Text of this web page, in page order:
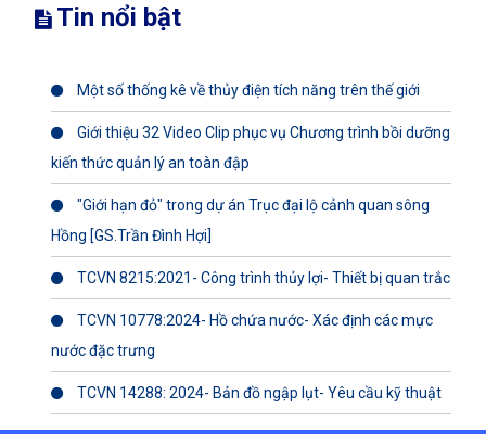
Tin nổi bật
Một số thống kê về thủy điện tích năng trên thế giới
Giới thiệu 32 Video Clip phục vụ Chương trình bồi dưỡng
kiến thức quản lý an toàn đập
"Giới hạn đỏ" trong dự án Trục đại lộ cảnh quan sông
Hồng [GS.Trần Đình Hợi]
TCVN 8215:2021- Công trình thủy lợi- Thiết bị quan trắc
TCVN 10778:2024- Hồ chứa nước- Xác định các mực
nước đặc trưng
TCVN 14288: 2024- Bản đồ ngập lụt- Yêu cầu kỹ thuật